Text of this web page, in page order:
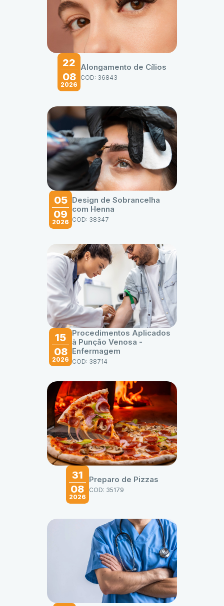
22
08
2026
Alongamento de Cílios
COD: 36843
05
09
2026
Design de Sobrancelha
com Henna
COD: 38347
15
08
2026
Procedimentos Aplicados
à Punção Venosa -
Enfermagem
COD: 38714
31
08
2026
Preparo de Pizzas
COD: 35179